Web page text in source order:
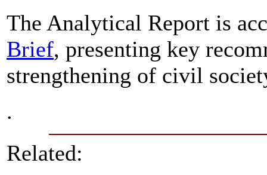
The Analytical Report is
Brief, presenting key
strengthening of civil
.
Related: